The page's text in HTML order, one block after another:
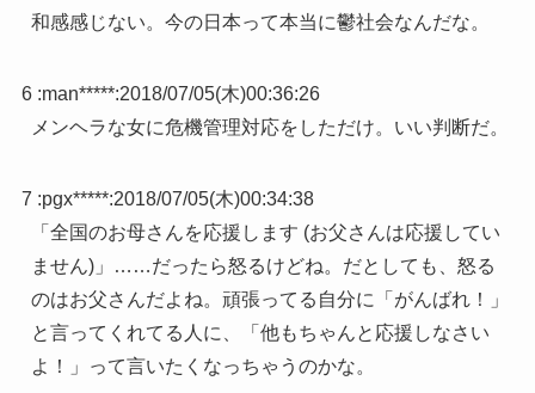
和感感じない。今の日本って本当に鬱社会なんだな。
6 :man*****:2018/07/05(木)00:36:26
メンヘラな女に危機管理対応をしただけ。いい判断だ。
7 :pgx*****:2018/07/05(木)00:34:38
「全国のお母さんを応援します (お父さんは応援してい
ません)」……だったら怒るけどね。だとしても、怒る
のはお父さんだよね。頑張ってる自分に「がんばれ！」
と言ってくれてる人に、「他もちゃんと応援しなさい
よ！」って言いたくなっちゃうのかな。